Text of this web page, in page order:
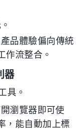
品體驗偏向傳統
作流整合。
器
具。
瀏覽器即可使
，能自動加上標